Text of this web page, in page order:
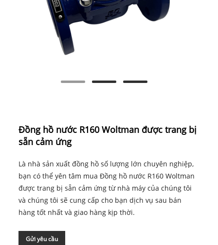
Đồng hồ nước R160 Woltman được trang bị
sẵn cảm ứng
Là nhà sản xuất đồng hồ số lượng lớn chuyên nghiệp,
bạn có thể yên tâm mua Đồng hồ nước R160 Woltman
được trang bị sẵn cảm ứng từ nhà máy của chúng tôi
và chúng tôi sẽ cung cấp cho bạn dịch vụ sau bán
hàng tốt nhất và giao hàng kịp thời.
Gửi yêu cầu